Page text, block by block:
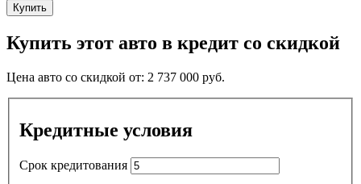
Купить
Купить этот авто в кредит со скидкой
Цена авто со скидкой от: 2 737 000 руб.
Кредитные условия
Срок кредитования